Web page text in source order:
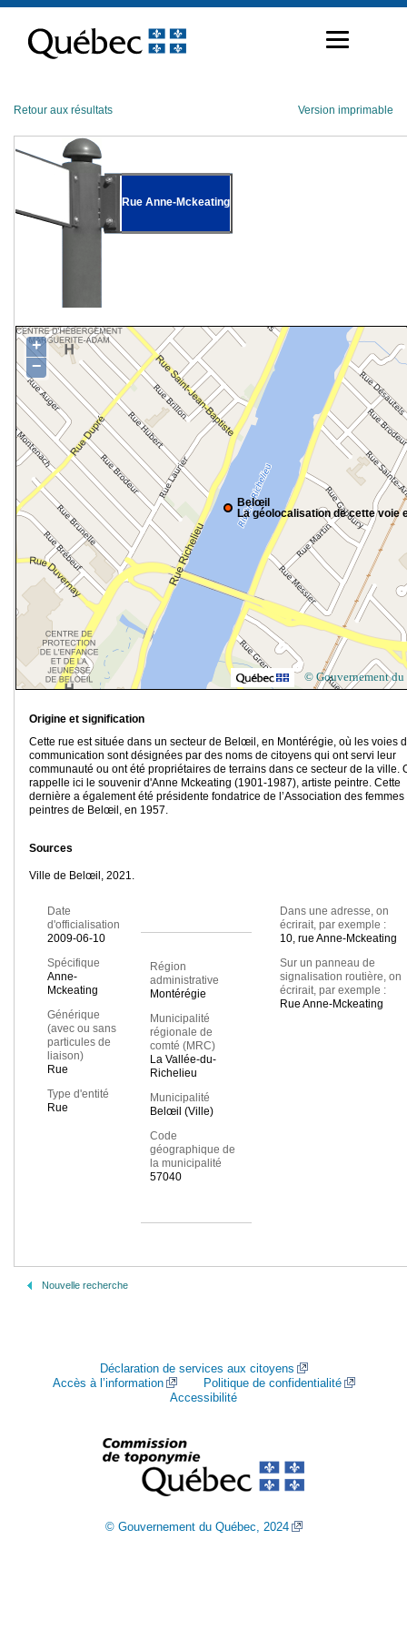
contenu
Retour aux résultats Version imprimable
Rue Anne-Mckeating
Belœil
La géolocalisation de cette voie
+
−
© Gouvernement du
Origine et signification
Cette rue est située dans un secteur de Belœil, en Montérégie, où les voies
communication sont désignées par des noms de citoyens qui ont servi leur
communauté ou ont été propriétaires de terrains dans ce secteur de la ville.
rappelle ici le souvenir d'Anne Mckeating (1901-1987), artiste peintre. Cette
dernière a également été présidente fondatrice de l’Association des femmes
peintres de Belœil, en 1957.
Sources
Ville de Belœil, 2021.
Date
d'officialisation
2009-06-10
Spécifique
Anne-
Mckeating
Générique
(avec ou sans
particules de
liaison)
Rue
Type d'entité
Rue
Région
administrative
Montérégie
Municipalité
régionale de
comté (MRC)
La Vallée-du-
Richelieu
Municipalité
Belœil (Ville)
Code
géographique de
la municipalité
57040
Dans une adresse, on
écrirait, par exemple :
10, rue Anne-Mckeating
Sur un panneau de
signalisation routière, on
écrirait, par exemple :
Rue Anne-Mckeating
Nouvelle recherche
Déclaration de services aux citoyens
Accès à l’information
Politique de confidentialité
Accessibilité
© Gouvernement du Québec, 2024